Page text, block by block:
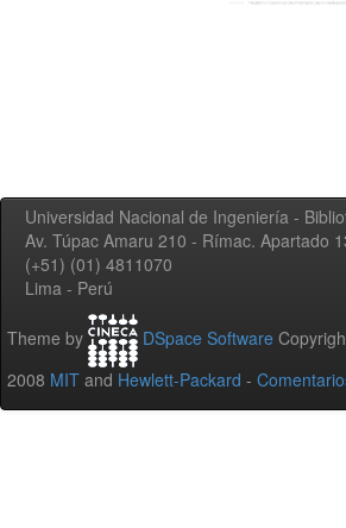
Universidad Nacional de Ingeniería -
Av. Túpac Amaru 210 - Rímac. Apartado
(+51) (01) 4811070
Lima - Perú
Theme by DSpace Software
2008 MIT and Hewlett-Packard -